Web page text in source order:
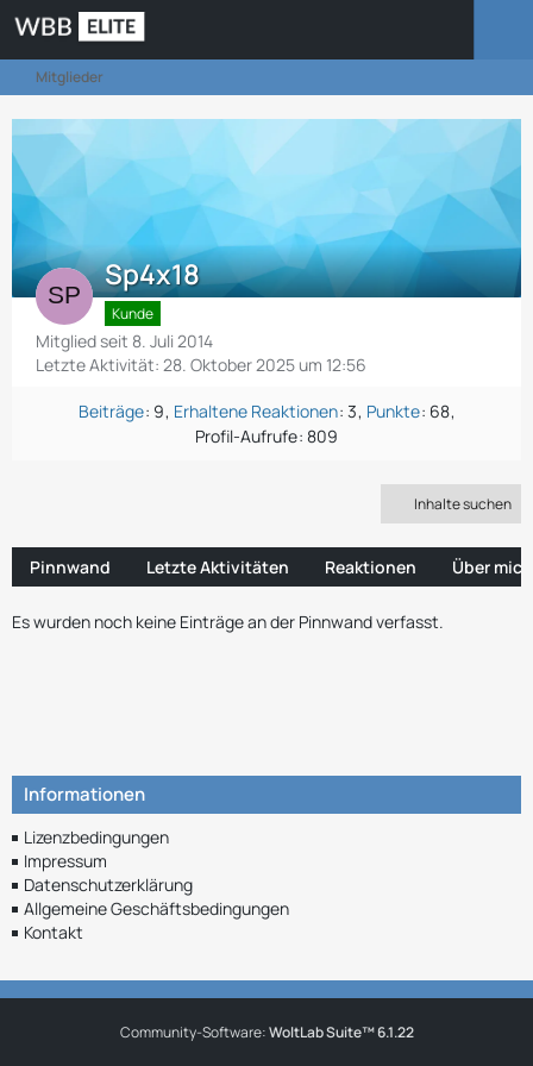
Mitglieder
Sp4x18
Kunde
Mitglied seit 8. Juli 2014
Letzte Aktivität: 28. Oktober 2025 um 12:56
Beiträge 9 Erhaltene Reaktionen 3 Punkte 68
Profil-Aufrufe 809
Inhalte suchen
Pinnwand Letzte Aktivitäten Reaktionen Über mich
Es wurden noch keine Einträge an der Pinnwand verfasst.
Informationen
Lizenzbedingungen
Impressum
Datenschutzerklärung
Allgemeine Geschäftsbedingungen
Kontakt
Community-Software:WoltLab Suite™ 6.1.22